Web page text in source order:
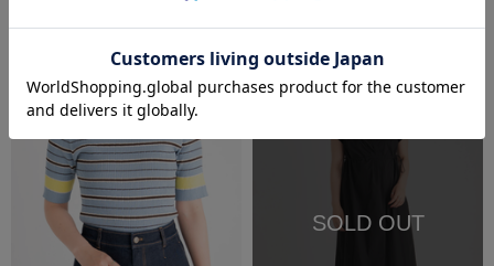
￥17,600(税込)
SOLD OUT